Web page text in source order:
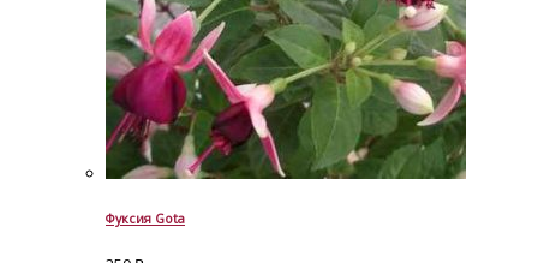
Фуксия Gota